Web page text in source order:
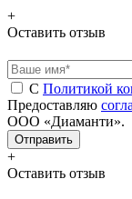
+
Оставить отзыв
С Политикой
Предоставляю
ООО «Диаманти».
+
Оставить отзыв